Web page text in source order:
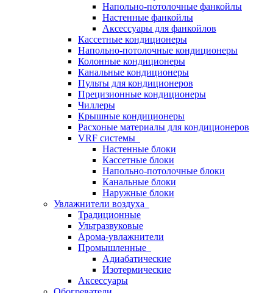
Напольно-потолочные фанкойлы
Настенные фанкойлы
Аксессуары для фанкойлов
Кассетные кондиционеры
Напольно-потолочные кондиционеры
Колонные кондиционеры
Канальные кондиционеры
Пульты для кондиционеров
Прецизионные кондиционеры
Чиллеры
Крышные кондиционеры
Расхоные материалы для кондиционеров
VRF системы
Настенные блоки
Кассетные блоки
Напольно-потолочные блоки
Канальные блоки
Наружные блоки
Увлажнители воздуха
Традиционные
Ультразвуковые
Арома-увлажнители
Промышленныe
Адиабатические
Изотермические
Аксессуары